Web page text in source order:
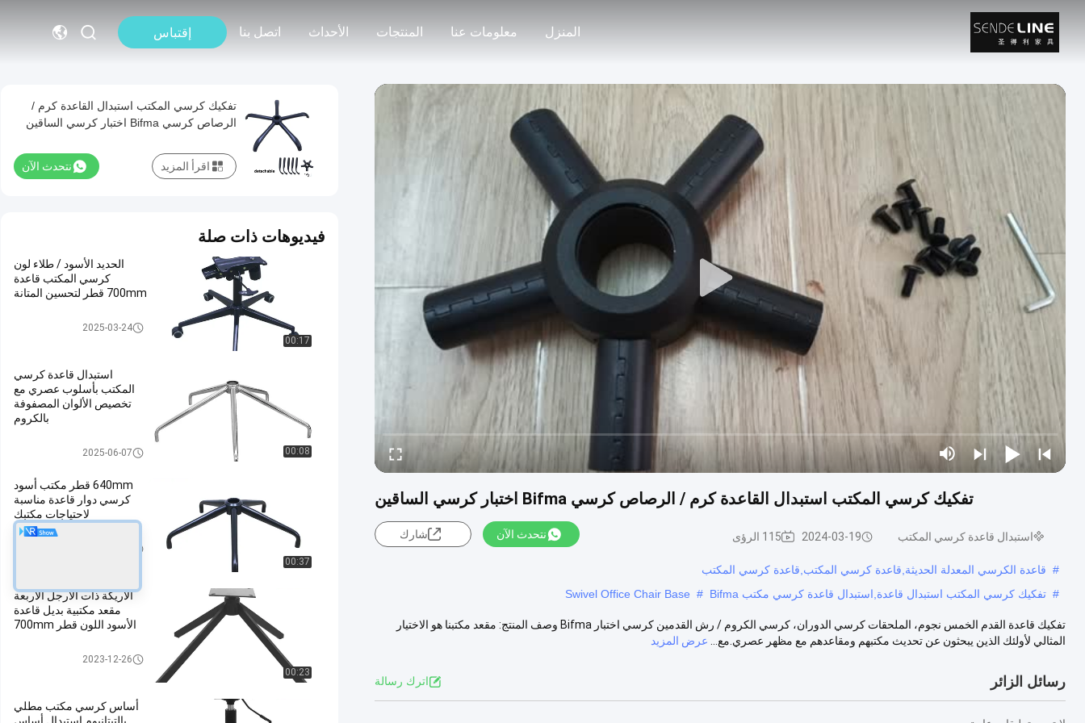
المنزل معلومات عنا المنتجات الأحداث اتصل بنا إقتباس
تفكيك كرسي المكتب استبدال القاعدة كرم / الرصاص كرسي Bifma اختبار كرسي الساقين
استبدال قاعدة كرسي المكتب 2024-03-19 115 الرؤى نتحدث الآن شارك
# قاعدة الكرسي المعدلة الحديثة,قاعدة كرسي المكتب,قاعدة كرسي المكتب
# تفكيك كرسي المكتب استبدال قاعدة,استبدال قاعدة كرسي مكتب Bifma #
Swivel Office Chair Base
تفكيك قاعدة القدم الخمس نجوم، الملحقات كرسي الدوران، كرسي الكروم / رش القدمين كرسي اختبار Bifma وصف المنتج: مقعد مكتبنا هو الاختيار
المثالي لأولئك الذين يبحثون عن تحديث مكتبهم ومقاعدهم مع مظهر عصري.مع...
عرض المزيد
رسائل الزائر اترك رسالة
تفكيك كرسي المكتب استبدال القاعدة كرم /
الرصاص كرسي Bifma اختبار كرسي الساقين
نتحدث الآن اقرأ المزيد
فيديوهات ذات صلة
00:17
الحديد الأسود / طلاء لون
كرسي المكتب قاعدة
700mm قطر لتحسين المتانة
استبدال قاعدة كرسي المكتب
2025-03-24
00:08
استبدال قاعدة كرسي
المكتب بأسلوب عصري مع
تخصيص الألوان المصفوفة
بالكروم
استبدال قاعدة كرسي المكتب
2025-06-07
00:37
640mm قطر مكتب أسود
كرسي دوار قاعدة مناسبة
لاحتياجات مكتبك
00:23
الأريكة ذات الأرجل الأربعة
مقعد مكتبية بديل قاعدة
الأسود اللون قطر 700mm
استبدال قاعدة كرسي المكتب
2023-12-26
أساس كرسي مكتب مطلي